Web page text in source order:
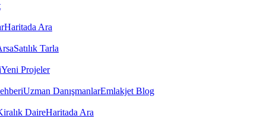
Haritada Ara
Satılık Tarla
Yeni Projeler
Uzman DanışmanlarEmlakjet Blog
DaireHaritada Ara